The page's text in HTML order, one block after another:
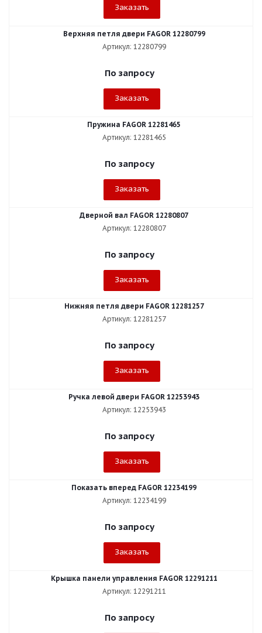
Заказать
Верхняя петля двери FAGOR 12280799
Артикул: 12280799
По запросу
Заказать
Пружина FAGOR 12281465
Артикул: 12281465
По запросу
Заказать
Дверной вал FAGOR 12280807
Артикул: 12280807
По запросу
Заказать
Нижняя петля двери FAGOR 12281257
Артикул: 12281257
По запросу
Заказать
Ручка левой двери FAGOR 12253943
Артикул: 12253943
По запросу
Заказать
Показать вперед FAGOR 12234199
Артикул: 12234199
По запросу
Заказать
Крышка панели управления FAGOR 12291211
Артикул: 12291211
По запросу